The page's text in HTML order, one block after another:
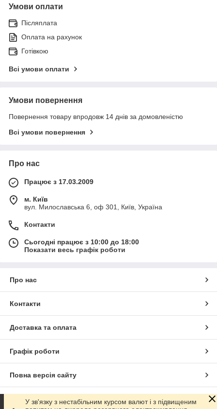
Умови оплати
Післяплата
Оплата на рахунок
Готівкою
Всі умови оплати
Умови повернення
Повернення товару впродовж 14 днів за домовленістю
Всі умови повернення
Про нас
Працює з 17.03.2009
м. Київ
вул. Милославська 6, оф 301, Київ, Україна
Контакти
Сьогодні працює з 10:00 до 18:00
Показати весь графік роботи
Про нас
Контакти
Доставка та оплата
Графік роботи
Повна версія сайту
Сайт створено на маркетплейсі
У зв'язку з нестабільним курсом валют і з підвищеним